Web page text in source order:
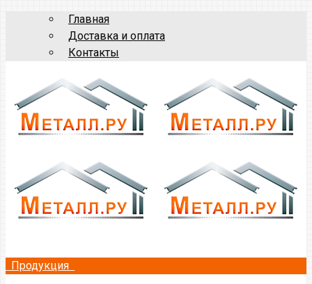
Главная
Доставка и оплата
Контакты
Продукция